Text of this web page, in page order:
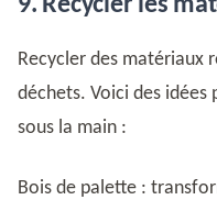
9. Recycler les
Recycler des matériaux
déchets. Voici des idées
sous la main :
Bois de palette :